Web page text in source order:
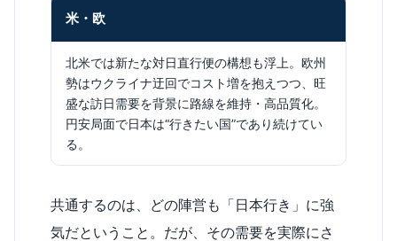
米・欧
北米では新たな対日直行便の構想も浮上。欧州
勢はウクライナ迂回でコスト増を抱えつつ、旺
盛な訪日需要を背景に路線を維持・高品質化。
円安局面で日本は“行きたい国”であり続けてい
る。
共通するのは、どの陣営も「日本行き」に強
気だということ。だが、その需要を実際にさ